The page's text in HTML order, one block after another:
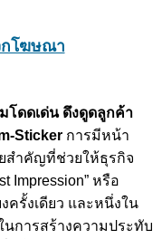
กโฆษณา
โดดเด่น ดึงดูดลูกค้า
Sticker การมีหน้า
สำคัญที่ช่วยให้ธุรกิจ
Impression” หรือ
ครั้งเดียว และหนึ่งใน
การสร้างความประทับ